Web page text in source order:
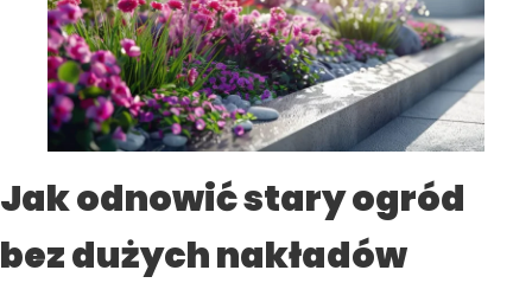
Jak odnowić stary ogród
bez dużych nakładów